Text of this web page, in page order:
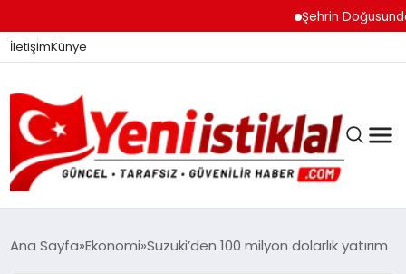
Şehrin Doğusundan
İletişimKünye
Ana Sayfa Ekonomi Suzuki’den 100 milyon dolarlık yatırım